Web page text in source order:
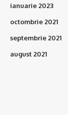
ianuarie 2023
octombrie 2021
septembrie 2021
august 2021